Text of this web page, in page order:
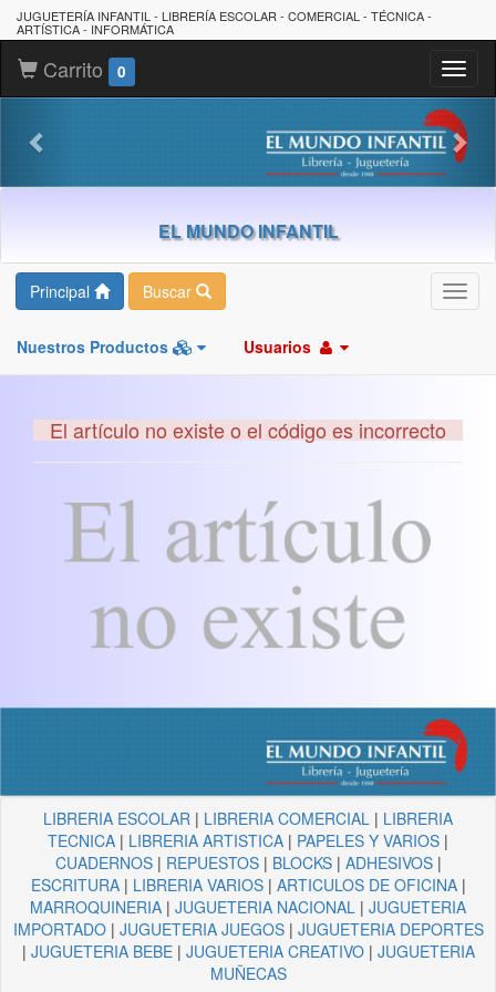
JUGUETERÍA INFANTIL - LIBRERÍA ESCOLAR - COMERCIAL - TÉCNICA -
ARTÍSTICA - INFORMÁTICA
Carrito 0
EL MUNDO INFANTIL
Principal Buscar
Nuestros Productos Usuarios
El artículo no existe o el código es incorrecto
LIBRERIA ESCOLAR | LIBRERIA COMERCIAL | LIBRERIA
TECNICA | LIBRERIA ARTISTICA | PAPELES Y VARIOS |
CUADERNOS| REPUESTOS| BLOCKS| ADHESIVOS|
ESCRITURA| LIBRERIA VARIOS| ARTICULOS DE OFICINA|
MARROQUINERIA | JUGUETERIA NACIONAL | JUGUETERIA
IMPORTADO| JUGUETERIA JUEGOS| JUGUETERIA DEPORTES
| JUGUETERIA BEBE| JUGUETERIA CREATIVO| JUGUETERIA
MUÑECAS